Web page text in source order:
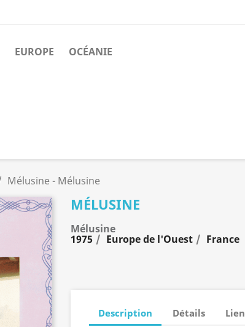
EUROPE OCÉANIE
Mélusine - Mélusine
MÉLUSINE
Mélusine
1975 Europe de l'Ouest France
Description Détails